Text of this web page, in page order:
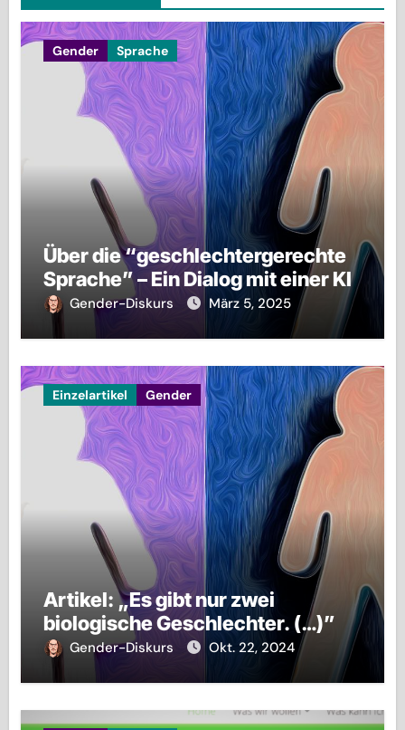
Gender Sprache
Über die “geschlechtergerechte
Sprache” – Ein Dialog mit einer KI
Gender-Diskurs März 5, 2025
Einzelartikel Gender
Artikel: „Es gibt nur zwei
biologische Geschlechter. (…)”
Gender-Diskurs Okt. 22, 2024